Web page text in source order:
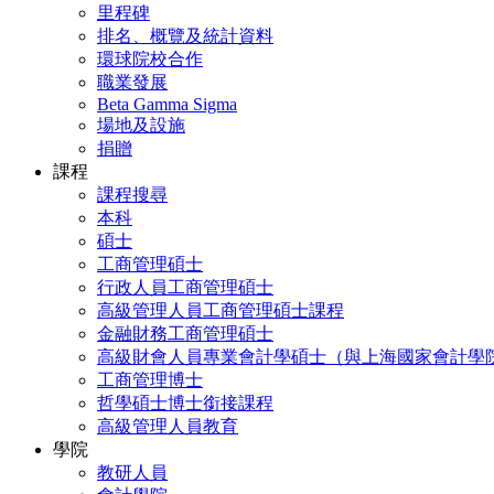
里程碑
排名、概覽及統計資料
環球院校合作
職業發展
Beta Gamma Sigma
場地及設施
捐贈
課程
課程搜尋
本科
碩士
工商管理碩士
行政人員工商管理碩士
高級管理人員工商管理碩士課程
金融財務工商管理碩士
高級財會人員專業會計學碩士（與上海國家會計學
工商管理博士
哲學碩士博士銜接課程
高級管理人員教育
學院
教研人員